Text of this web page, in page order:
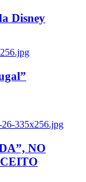
Disney
26-335x256.jpg
NO